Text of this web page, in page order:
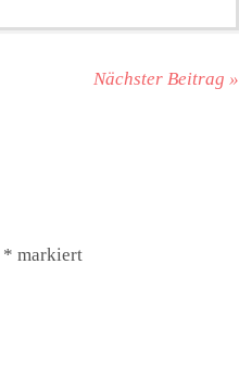
Nächster Beitrag »
* markiert